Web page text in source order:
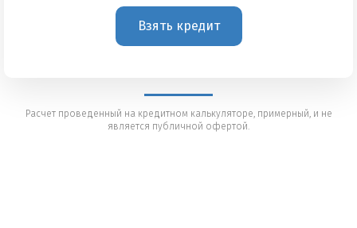
Взять кредит
Расчет проведенный на кредитном калькуляторе, примерный, и не
является публичной офертой.